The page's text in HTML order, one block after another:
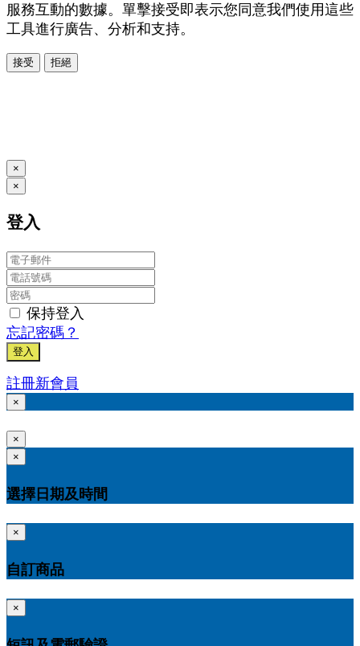
服務互動的數據。單擊接受即表示您同意我們使用這些
工具進行廣告、分析和支持。
接受 拒絕
×
×
登入
保持登入
忘記密碼？
登入
註冊新會員
×
×
×
選擇日期及時間
×
自訂商品
×